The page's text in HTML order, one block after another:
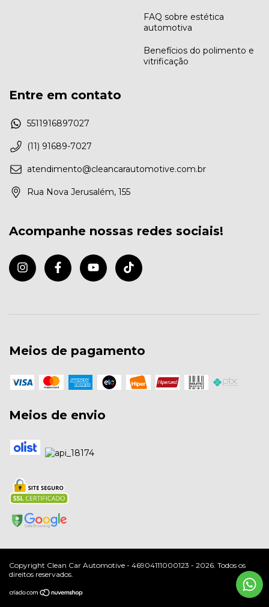
FAQ sobre estética
automotiva
Benefícios do polimento e
vitrificação
Entre em contato
5511916897027
(11) 91689-7027
atendimento@cleancarautomotive.com.br
Rua Nova Jerusalém, 155
Acompanhe nossas redes sociais!
Meios de pagamento
Meios de envio
Copyright Clean Car Automotive - 46904111000123 - 2026. Todos os
direitos reservados.